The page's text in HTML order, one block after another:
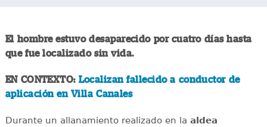
El hombre estuvo desaparecido por cuatro días hasta
que fue localizado sin vida.
EN CONTEXTO:Localizan fallecido a conductor de
aplicación en Villa Canales
Durante un allanamiento realizado en la aldea